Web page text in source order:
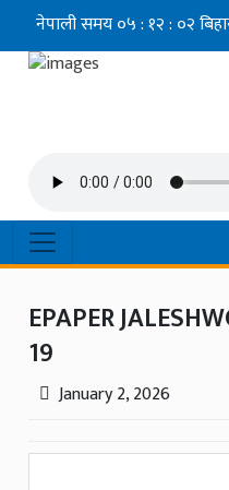
EPAPER
19
January 2, 2026